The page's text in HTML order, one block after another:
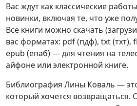
Вас ждут как классические
новинки, включая те, что уже
Все книги можно скачать
вас форматах: pdf (пдф), txt (тхт),
epub (епаб) — для чтения на
айфоне или электронной книге.
Библиография Лины Коваль —
который хочется возвращаться.